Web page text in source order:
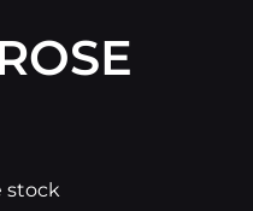
stock